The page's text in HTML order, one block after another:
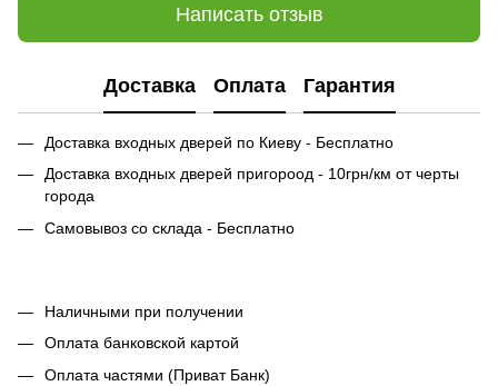
Написать отзыв
Доставка Оплата Гарантия
Доставка входных дверей по Киеву - Бесплатно
Доставка входных дверей пригороод - 10грн/км от черты
города
Самовывоз со склада - Бесплатно
Наличными при получении
Оплата банковской картой
Оплата частями (Приват Банк)